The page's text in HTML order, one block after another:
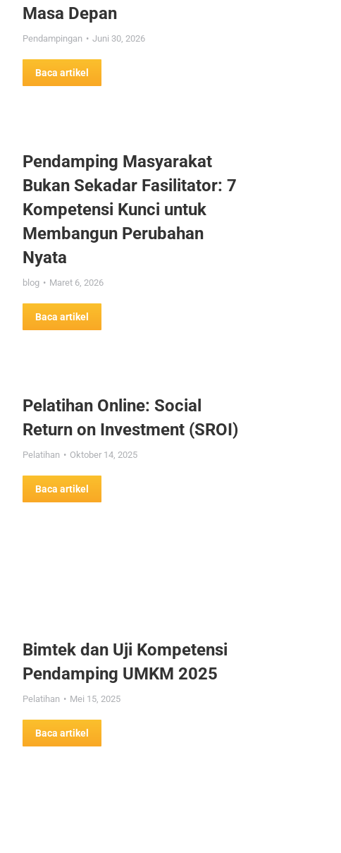
Masa Depan
Pendampingan Juni 30, 2026
Baca artikel
Pendamping Masyarakat
Bukan Sekadar Fasilitator: 7
Kompetensi Kunci untuk
Membangun Perubahan
Nyata
blog Maret 6, 2026
Baca artikel
Pelatihan Online: Social
Return on Investment (SROI)
Pelatihan Oktober 14, 2025
Baca artikel
Bimtek dan Uji Kompetensi
Pendamping UMKM 2025
Pelatihan Mei 15, 2025
Baca artikel